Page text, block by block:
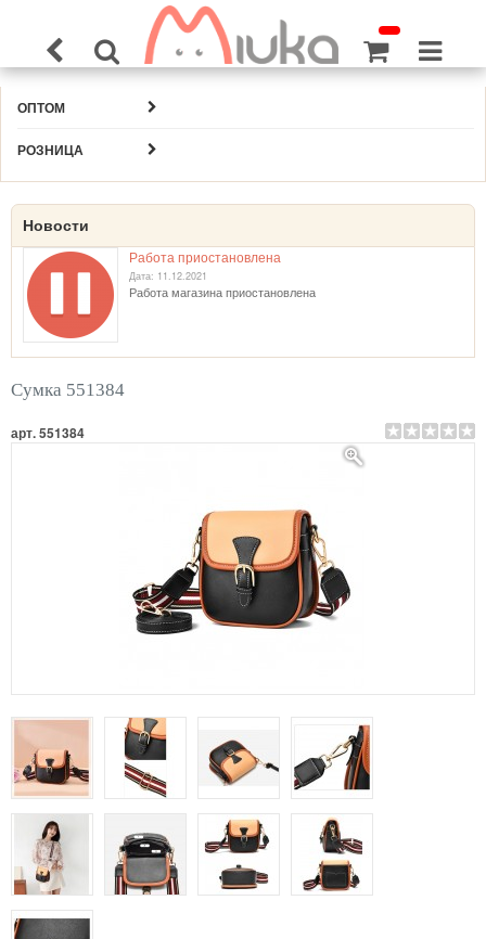
ОПТОМ
РОЗНИЦА
Новости
Работа приостановлена
Дата: 11.12.2021
Работа магазина приостановлена
Сумка 551384
арт. 551384